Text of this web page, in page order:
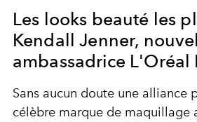
Les looks beauté les
Kendall Jenner,
ambassadrice L'Oréal
Sans aucun doute une alliance
célèbre marque de maquillage